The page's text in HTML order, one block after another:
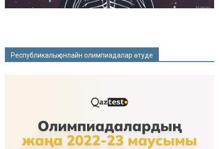
Республикалық онлайн олимпиадалар өтуде